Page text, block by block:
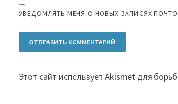
УВЕДОМЛЯТЬ МЕНЯ О НОВЫХ ЗАПИСЯХ
Этот сайт использует Akismet для